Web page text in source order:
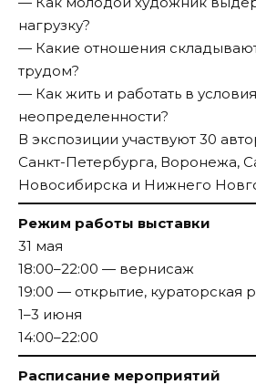
нагрузку?
— Какие отношения
трудом?
— Как жить и работать в
неопределенности?
В экспозиции участвуют 30
Санкт-Петербурга, Воронежа,
Новосибирска и Нижнего
Режим работы выставки
31 мая
18:00–22:00 — вернисаж
19:00 — открытие, кураторская
1–3 июня
14:00–22:00
Расписание мероприятий